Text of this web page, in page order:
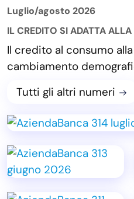
Luglio/agosto 2026
IL CREDITO SI ADATTA
Il credito al consumo
cambiamento
Tutti gli altri numeri